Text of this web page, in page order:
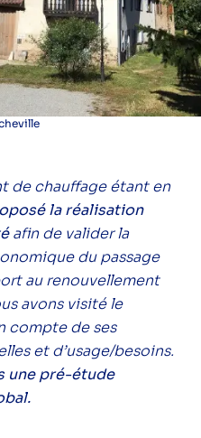
de chauffage étant en
la réalisation
afin de valider la
du passage
au renouvellement
avons visité le
compte de ses
et d’usage/besoins.
une pré-étude